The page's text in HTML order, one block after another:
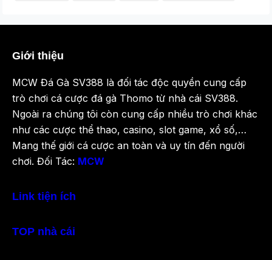
Giới thiệu
MCW Đá Gà SV388 là đối tác độc quyền cung cấp
trò chơi cá cược đá gà Thomo từ nhà cái SV388.
Ngoài ra chúng tôi còn cung cấp nhiều trò chơi khác
như các cược thể thao, casino, slot game, xổ số,…
Mang thế giới cá cược an toàn và uy tín đến người
chơi. Đối Tác: MCW
Link tiện ích
TOP nhà cái